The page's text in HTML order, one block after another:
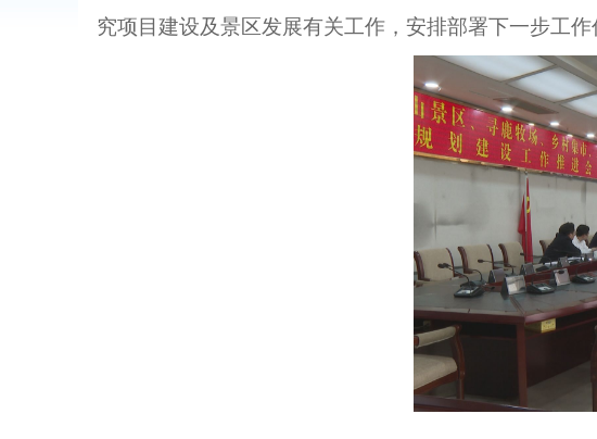
究项目建设及景区发展有关工作，安排部署下一步工